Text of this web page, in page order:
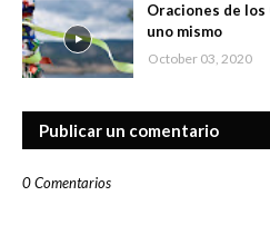
Oraciones de los
uno mismo
October 03, 2020
Publicar un comentario
0 Comentarios